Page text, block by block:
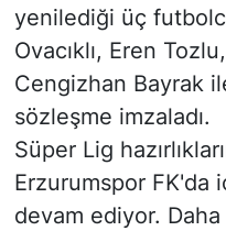
yenilediği üç
Ovacıklı, Eren
Cengizhan Bayrak
sözleşme imzaladı.
Süper Lig
Erzurumspor FK'da
devam ediyor.